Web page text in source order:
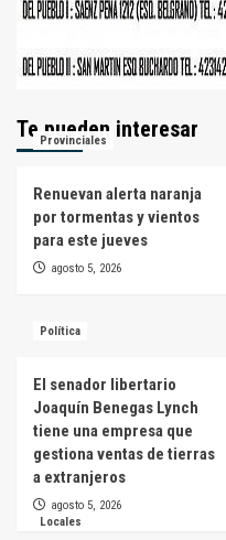
Te pueden interesar
Provinciales
Renuevan alerta naranja
por tormentas y vientos
para este jueves
agosto 5, 2026
Política
El senador libertario
Joaquín Benegas Lynch
tiene una empresa que
gestiona ventas de tierras
a extranjeros
agosto 5, 2026
Locales